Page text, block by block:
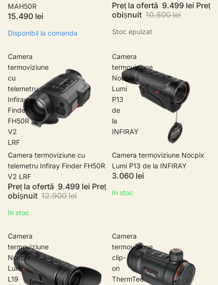
MAH50R
15.490 lei
Disponibil la comanda
Preț la ofertă 9.499 lei Preț
obișnuit 10.800 lei
Stoc epuizat
Camera
termoviziune
cu
telemetru
Infiray
Finder
FH50R
V2
LRF
Promotie
Camera termoviziune cu
telemetru Infiray Finder FH50R
V2 LRF
Preț la ofertă 9.499 lei Preț
obișnuit 12.900 lei
In stoc
Camera
termoviziune
Nocpix
Lumi
P13
de
la
INFIRAY
Camera termoviziune Nocpix
Lumi P13 de la INFIRAY
3.060 lei
In stoc
Camera
termoviziune
Nocpix
Lumi
L19
Camera
termoviziune
clip-
on
ThermTec